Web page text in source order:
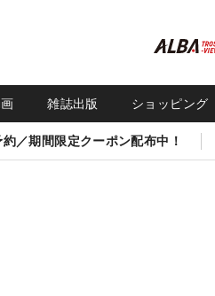
雑誌出版 ショッピング
約／期間限定クーポン配布中！